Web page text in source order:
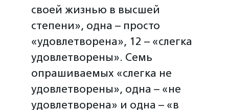
своей жизнью в высшей
степени», одна – просто
«удовлетворена», 12 – «слегка
удовлетворены». Семь
опрашиваемых «слегка не
удовлетворены», одна – «не
удовлетворена» и одна – «в